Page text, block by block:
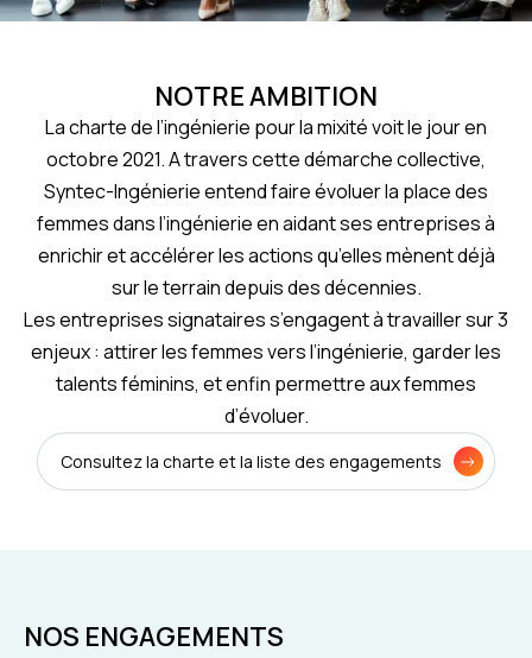
NOTRE AMBITION
La charte de l’ingénierie pour la mixité voit le jour en
octobre 2021. A travers cette démarche collective,
Syntec-Ingénierie entend faire évoluer la place des
femmes dans l’ingénierie en aidant ses entreprises à
enrichir et accélérer les actions qu’elles mènent déjà
sur le terrain depuis des décennies.
Les entreprises signataires s’engagent à travailler sur 3
enjeux : attirer les femmes vers l’ingénierie, garder les
talents féminins, et enfin permettre aux femmes
d’évoluer.
Consultez la charte et la liste des engagements
NOS ENGAGEMENTS